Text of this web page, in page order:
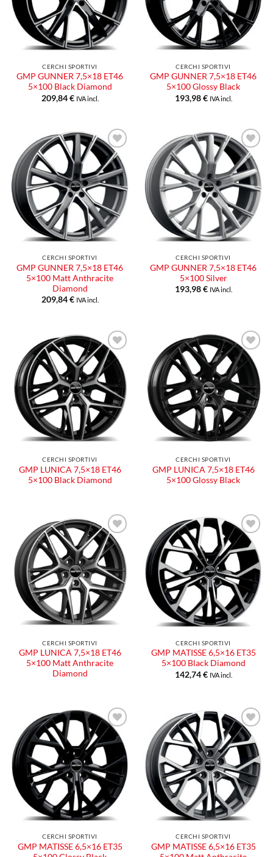
CERCHI SPORTIVI
GMP GUNNER 7,5×18 ET46
5×100 Black Diamond
209,84€ IVA incl.
CERCHI SPORTIVI
GMP GUNNER 7,5×18 ET46
5×100 Glossy Black
193,98€ IVA incl.
Aggiungi
alla lista
dei
desideri
CERCHI SPORTIVI
GMP GUNNER 7,5×18 ET46
5×100 Matt Anthracite
Diamond
209,84€ IVA incl.
Aggiungi
alla lista
dei
desideri
CERCHI SPORTIVI
GMP GUNNER 7,5×18 ET46
5×100 Silver
193,98€ IVA incl.
Aggiungi
alla lista
desideri
CERCHI SPORTIVI
GMP LUNICA 7,5×18 ET46
5×100 Black Diamond
Aggiungi
alla lista
desideri
CERCHI SPORTIVI
GMP LUNICA 7,5×18 ET46
5×100 Glossy Black
Aggiungi
alla lista
dei
desideri
CERCHI SPORTIVI
GMP LUNICA 7,5×18 ET46
5×100 Matt Anthracite
Diamond
Aggiungi
alla lista
desideri
CERCHI SPORTIVI
GMP MATISSE 6,5×16 ET35
5×100 Black Diamond
142,74€ IVA incl.
Aggiungi
alla lista
dei
desideri
CERCHI SPORTIVI
GMP MATISSE 6,5×16 ET35
Aggiungi
alla lista
dei
desideri
CERCHI SPORTIVI
GMP MATISSE 6,5×16 ET35